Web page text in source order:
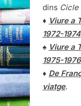
dins Cicle
♦ Viure a
1972-1974
♠ Viure a
1975-1976
♦ De
viatge.